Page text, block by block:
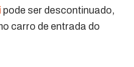
pode ser descontinuado,
carro de entrada do